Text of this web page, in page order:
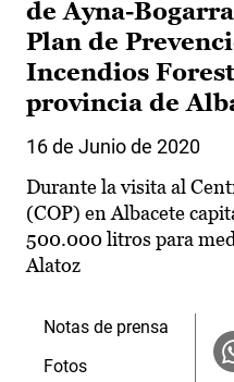
de Ayna-
Plan de
Incendios
provincia de
16 de Junio de 2020
Durante la visita al
(COP) en Albacete
500.000 litros para
Alatoz
Notas de prensa
Fotos